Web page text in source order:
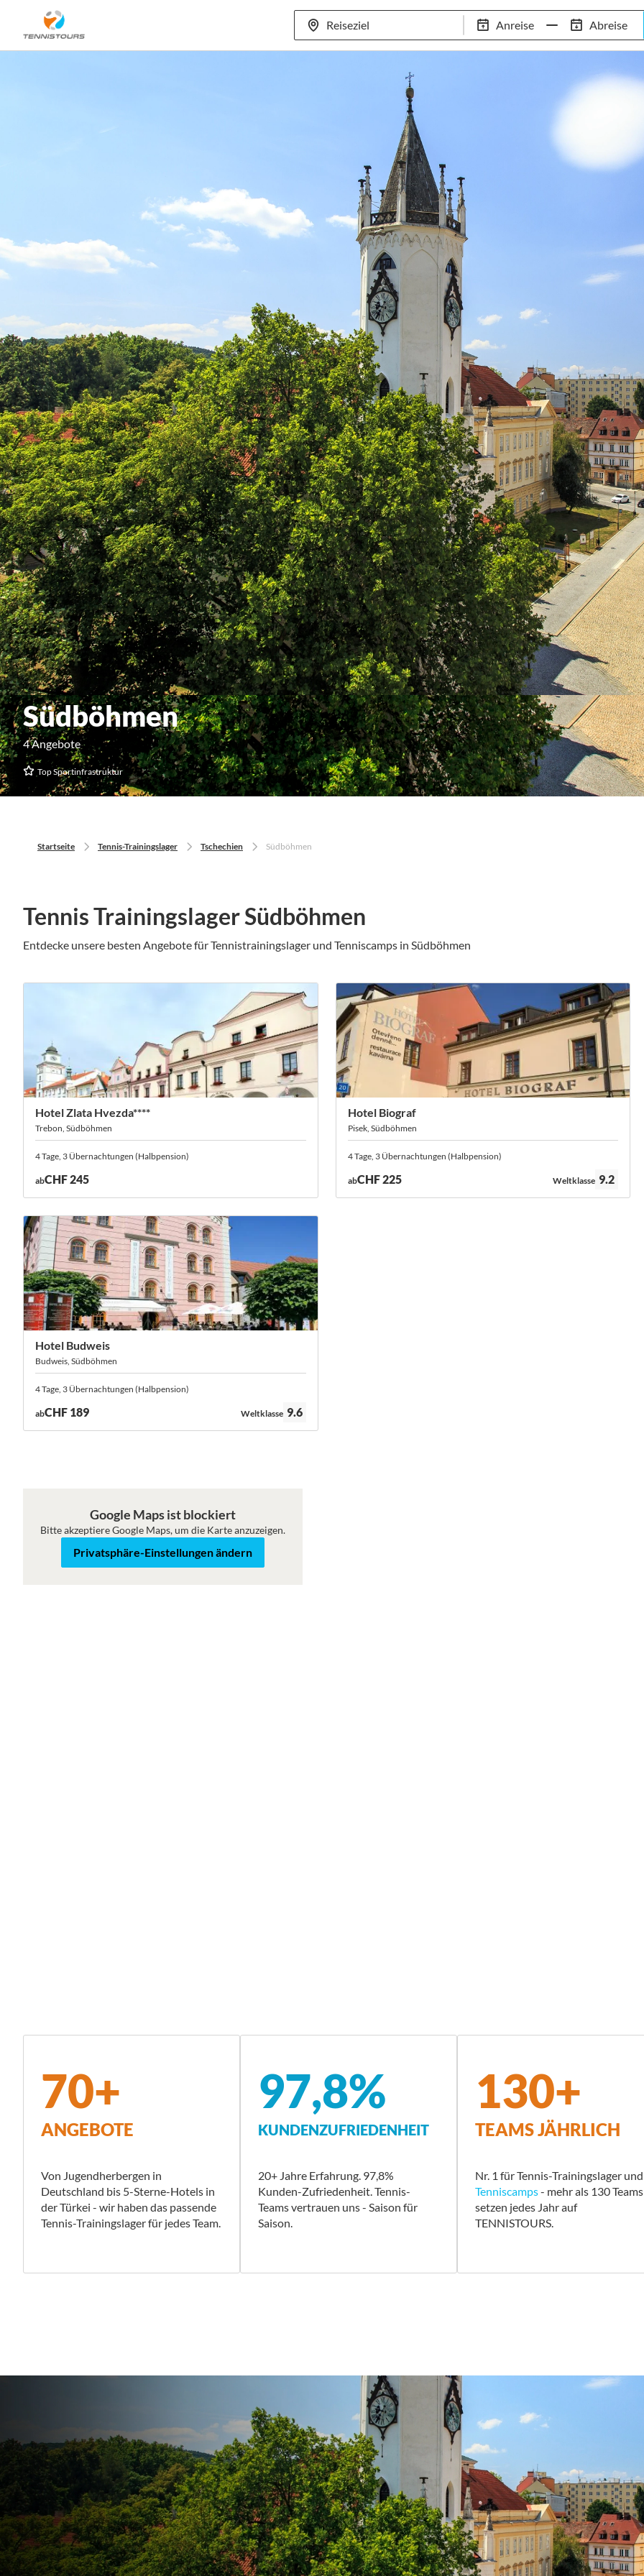
Anreise Abreise
Mehr als 70 Standorte 97,8% Weiterempfehlungsrate 20+ Jahre
Südböhmen
4 Angebote
Top Sportinfrastruktur
Startseite Tennis-Trainingslager Tschechien Südböhmen
Tennis Trainingslager Südböhmen
Entdecke unsere besten Angebote für Tennistrainingslager und Tenniscamps in Südböhmen
Hotel Zlata Hvezda****
Trebon, Südböhmen
4 Tage, 3 Übernachtungen (Halbpension)
abCHF 245
Hotel Biograf
Pisek, Südböhmen
4 Tage, 3 Übernachtungen (Halbpension)
abCHF 225 Bewertung:
Weltklasse 9.2
Hotel Budweis
Budweis, Südböhmen
4 Tage, 3 Übernachtungen (Halbpension)
abCHF 189 Bewertung:
Weltklasse 9.6
Roadmap Satellit
Google Maps ist blockiert
Bitte akzeptiere Google Maps, um die Karte anzuzeigen.
Privatsphäre-Einstellungen ändern
70+
ANGEBOTE
Von Jugendherbergen in
Deutschland bis 5-Sterne-Hotels in
der Türkei - wir haben das passende
Tennis-Trainingslager für jedes Team.
97,8%
KUNDENZUFRIEDENHEIT
20+ Jahre Erfahrung. 97,8%
Kunden-Zufriedenheit. Tennis-
Teams vertrauen uns - Saison für
Saison.
130+
TEAMS JÄHRLICH
Nr. 1 für Tennis-Trainingslager und
Tenniscamps- mehr als 130 Teams
setzen jedes Jahr auf
TENNISTOURS.